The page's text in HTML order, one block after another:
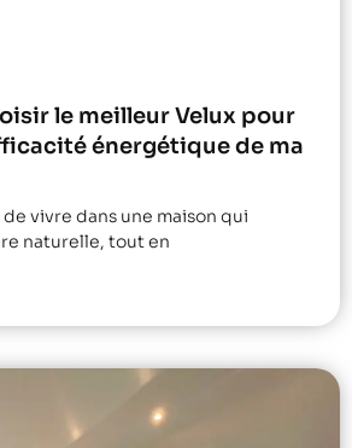
le meilleur Velux pour
énergétique de ma
vivre dans une maison qui
naturelle, tout en